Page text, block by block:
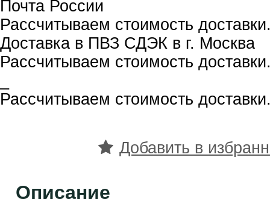
Почта России
Рассчитываем стоимость
Доставка в ПВЗ СДЭК в г. Москва
Рассчитываем стоимость
Рассчитываем стоимость
Добавить в
Описание